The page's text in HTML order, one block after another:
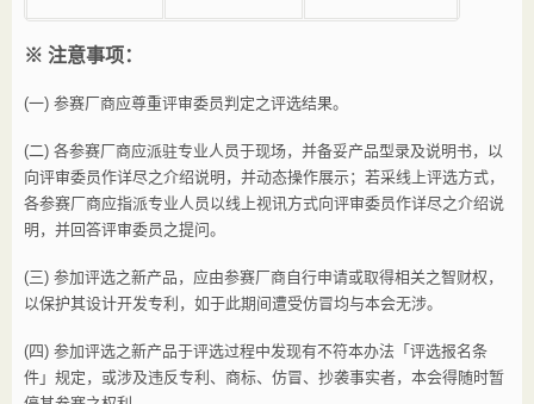
※ 注意事项：
(一) 参赛厂商应尊重评审委员判定之评选结果。
(二) 各参赛厂商应派驻专业人员于现场，并备妥产品型录及说明书，以
向评审委员作详尽之介绍说明，并动态操作展示；若采线上评选方式，
各参赛厂商应指派专业人员以线上视讯方式向评审委员作详尽之介绍说
明，并回答评审委员之提问。
(三) 参加评选之新产品，应由参赛厂商自行申请或取得相关之智财权，
以保护其设计开发专利，如于此期间遭受仿冒均与本会无涉。
(四) 参加评选之新产品于评选过程中发现有不符本办法「评选报名条
件」规定，或涉及违反专利、商标、仿冒、抄袭事实者，本会得随时暂